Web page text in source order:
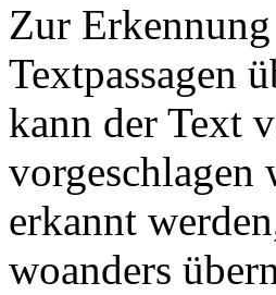
Zur
Textpassagen
kann der Text
vorgeschlagen
erkannt
woanders